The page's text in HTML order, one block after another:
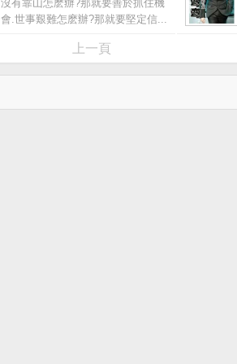
沒有靠山怎麽辦?那就要善於抓住機
會.世事艱難怎麽辦?那就要堅定信...
上一頁